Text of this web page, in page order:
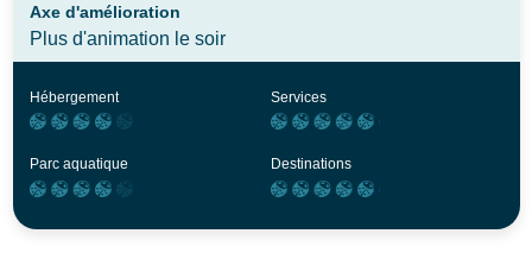
Axe d'amélioration
Plus d'animation le soir
Hébergement Services
Parc aquatique Destinations